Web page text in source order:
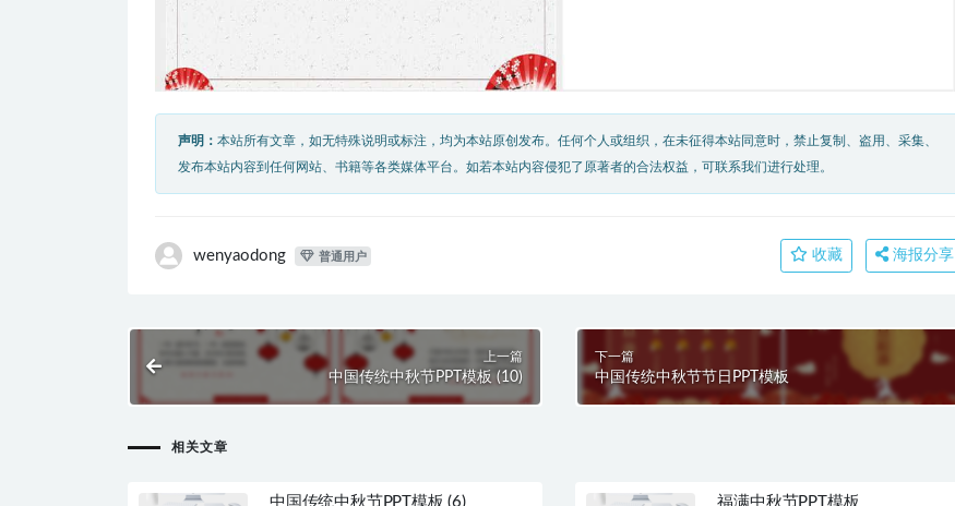
声明： 本站所有文章，如无特殊说明或标注，均为本站原创发布。任何个人或组织，在未征得本站同意时，禁止复制、盗用、采集、
发布本站内容到任何网站、书籍等各类媒体平台。如若本站内容侵犯了原著者的合法权益，可联系我们进行处理。
wenyaodong 普通用户 收藏 海报分享
上一篇
中国传统中秋节PPT模板 (10)
下一篇
中国传统中秋节节日PPT模板
相关文章
中国传统中秋节PPT模板 (6) 福满中秋节PPT模板